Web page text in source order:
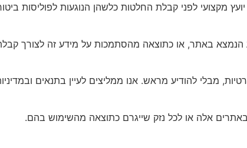
מקצועי לפני קבלת החלטות כלשהן הנוגעות לפוליסות
באתר, או כתוצאה מהסתמכות על מידע זה לצורך
מבלי להודיע מראש. אנו ממליצים לעיין בתנאים
אלה או לכל נזק שייגרם כתוצאה מהשימוש בהם.